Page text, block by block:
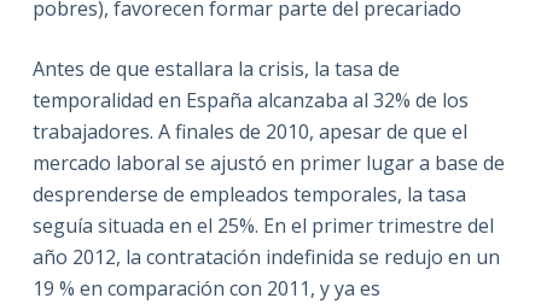
pobres), favorecen formar parte del precariado
Antes de que estallara la crisis, la tasa de
temporalidad en España alcanzaba al 32% de los
trabajadores. A finales de 2010, apesar de que el
mercado laboral se ajustó en primer lugar a base de
desprenderse de empleados temporales, la tasa
seguía situada en el 25%. En el primer trimestre del
año 2012, la contratación indefinida se redujo en un
19 % en comparación con 2011, y ya es